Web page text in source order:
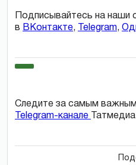
Подписывайтесь на наши
в ВКонтакте, Telegram,
Следите за самым
Telegram-канале
Татмедиа